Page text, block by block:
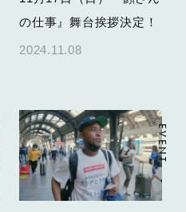
の仕事』舞台挨拶決定！
2024.11.08
EVENT